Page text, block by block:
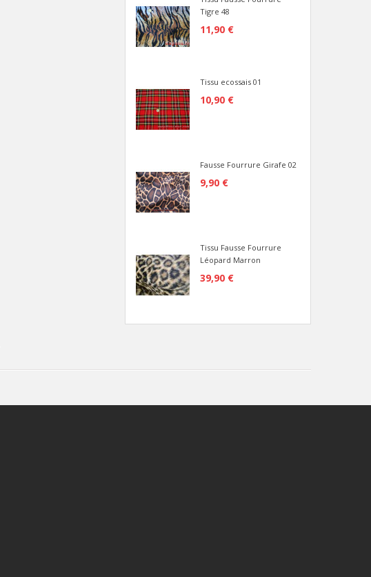
Tigre 48
11,90 €
Tissu ecossais 01
10,90 €
Fausse Fourrure Girafe 02
9,90 €
Tissu Fausse Fourrure
Léopard Marron
39,90 €